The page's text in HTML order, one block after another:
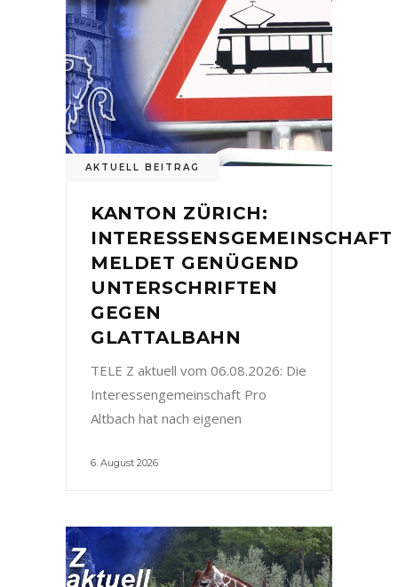
AKTUELL BEITRAG
KANTON ZÜRICH:
INTERESSENSGEMEINSCHAFT
MELDET GENÜGEND
UNTERSCHRIFTEN
GEGEN
GLATTALBAHN
TELE Z aktuell vom 06.08.2026: Die
Interessengemeinschaft Pro
Altbach hat nach eigenen
6. August 2026